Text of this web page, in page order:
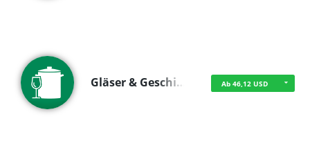
Gläser & Geschi… Ab 46,12 USD